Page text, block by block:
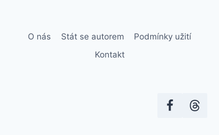
O nás Stát se autorem
Podmínky užití
Kontakt